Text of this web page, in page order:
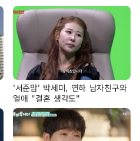
'서준맘' 박세미, 연하 남자친구와
열애 "결혼 생각도"